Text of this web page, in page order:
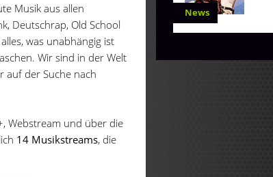
Musik aus allen
Deutschrap, Old School
was unabhängig ist
Wir sind in der Welt
auf der Suche nach
Webstream und über die
14 Musikstreams, die
News